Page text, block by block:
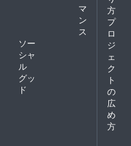
マ
ン
ス
ソー
シャ
ル
グッ
ド
方
プ
ロ
ジ
ェ
ク
ト
の
広
め
方